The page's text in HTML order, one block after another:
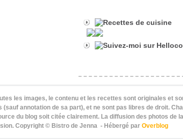
les images, le contenu et les recettes sont originales et
annotation de sa part), et ne sont pas libres de droit.
du blog soit citée clairement. La diffusion des photos de
Copyright © Bistro de Jenna - Hébergé par Overblog